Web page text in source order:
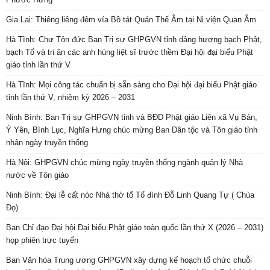
Gia Lai: Thiêng liêng đêm vía Bồ tát Quán Thế Âm tại Ni viện Quan Âm
Hà Tĩnh: Chư Tôn đức Ban Trị sự GHPGVN tỉnh dâng hương bạch Phật,
bạch Tổ và tri ân các anh hùng liệt sĩ trước thềm Đại hội đại biểu Phật
giáo tỉnh lần thứ V
Hà Tĩnh: Mọi công tác chuẩn bị sẵn sàng cho Đại hội đại biểu Phật giáo
tỉnh lần thứ V, nhiệm kỳ 2026 – 2031
Ninh Bình: Ban Trị sự GHPGVN tỉnh và BĐD Phật giáo Liên xã Vụ Bản,
Ý Yên, Bình Lục, Nghĩa Hưng chúc mừng Ban Dân tộc và Tôn giáo tỉnh
nhân ngày truyền thống
Hà Nội: GHPGVN chúc mừng ngày truyền thống ngành quản lý Nhà
nước về Tôn giáo
Ninh Bình: Đại lễ cất nóc Nhà thờ tổ Tổ đình Đỗ Linh Quang Tự ( Chùa
Đọ)
Ban Chỉ đạo Đại hội Đại biểu Phật giáo toàn quốc lần thứ X (2026 – 2031)
họp phiên trực tuyến
Ban Văn hóa Trung ương GHPGVN xây dựng kế hoạch tổ chức chuỗi